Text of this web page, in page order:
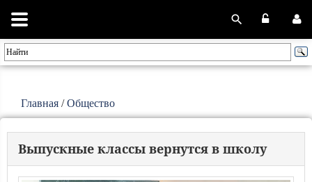
Главная /Общество
Выпускные классы вернутся в школу